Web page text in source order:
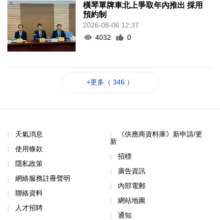
橫琴單牌車北上爭取年內推出 採用
預約制
2026-08-06 12:37
4032
0
+更多（ 346 ）
天氣消息
使用條款
隱私政策
網絡服務註冊聲明
聯絡資料
人才招聘
《供應商資料庫》新申請/更
新
招標
廣告資訊
內部電郵
網站地圖
通知